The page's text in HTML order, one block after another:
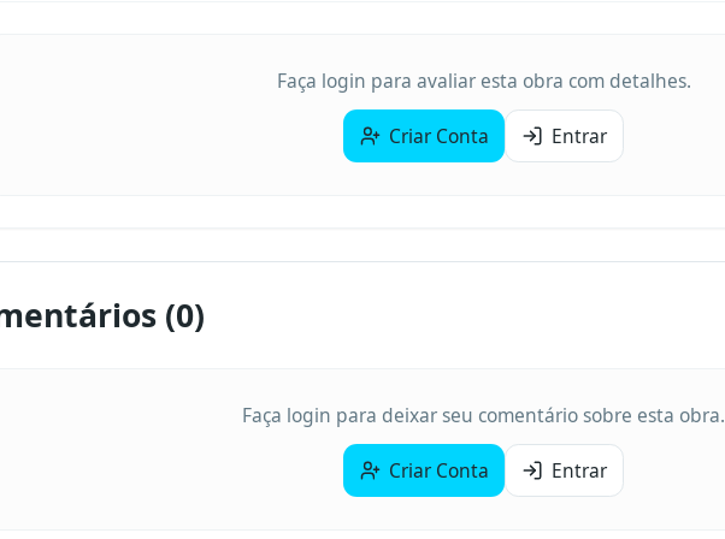
Faça login para avaliar esta obra com detalhes.
Criar Conta Entrar
(0)
Faça login para deixar seu comentário sobre esta obra.
Criar Conta Entrar